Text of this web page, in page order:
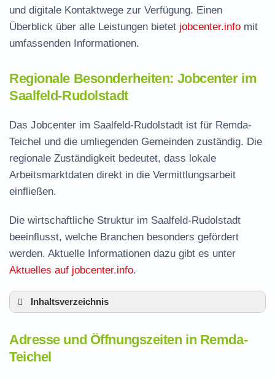
und digitale Kontaktwege zur Verfügung. Einen
Überblick über alle Leistungen bietet jobcenter.info mit
umfassenden Informationen.
Regionale Besonderheiten: Jobcenter im
Saalfeld-Rudolstadt
Das Jobcenter im Saalfeld-Rudolstadt ist für Remda-
Teichel und die umliegenden Gemeinden zuständig. Die
regionale Zuständigkeit bedeutet, dass lokale
Arbeitsmarktdaten direkt in die Vermittlungsarbeit
einfließen.
Die wirtschaftliche Struktur im Saalfeld-Rudolstadt
beeinflusst, welche Branchen besonders gefördert
werden. Aktuelle Informationen dazu gibt es unter
Aktuelles auf jobcenter.info.
Inhaltsverzeichnis
Leistungen der Arbeitsvermittlung in Remda-
Teichel
Adresse und Öffnungszeiten in Remda-
Teichel